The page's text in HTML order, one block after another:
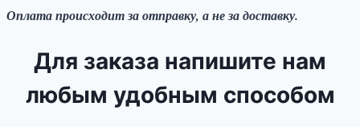
Оплата происходит за отправку, а не за доставку.
Для заказа напишите нам
любым удобным способом